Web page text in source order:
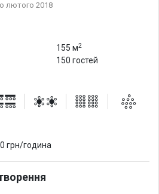
лютого 2018
155 м2
150 гостей
грн/година